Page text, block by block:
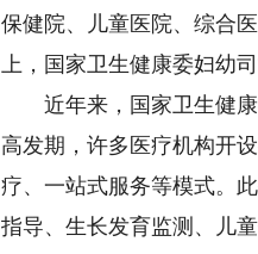
保健院、儿童医院、综合
上，国家卫生健康委妇幼司
近年来，国家卫生健康
高发期，许多医疗机构开
疗、一站式服务等模式。
指导、生长发育监测、儿